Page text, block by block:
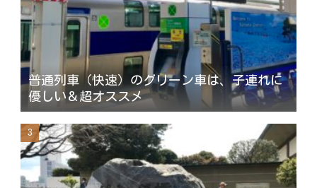
普通列車（快速）のグリーン車は、子連れに
優しい＆超オススメ